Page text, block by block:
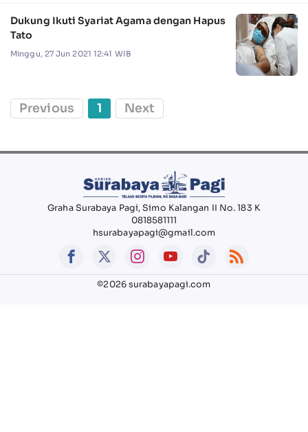
Dukung Ikuti Syariat Agama dengan Hapus
Tato
Minggu, 27 Jun 2021 12:41 WIB
Previous 1 Next
Graha Surabaya Pagi, Simo Kalangan II No. 183 K
0818581111
hsurabayapagi@gmail.com
©2026 surabayapagi.com